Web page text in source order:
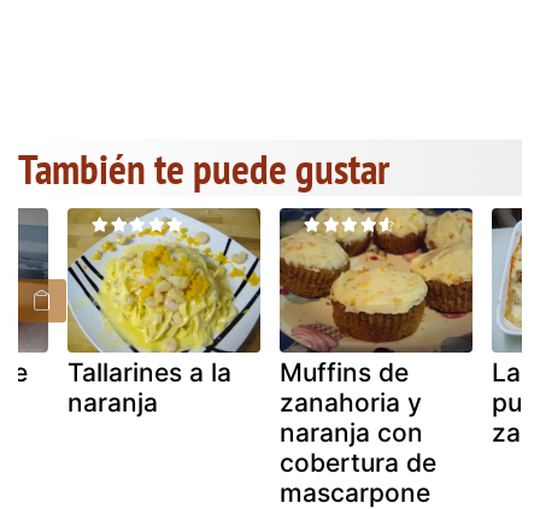
También te puede gustar
Tallarines a la
naranja
Muffins de
zanahoria y
naranja con
cobertura de
mascarpone